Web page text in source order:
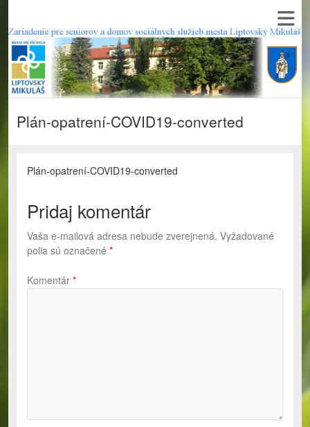
Plán-opatrení-COVID19-converted
Plán-opatrení-COVID19-converted
Pridaj komentár
Vaša e-mailová adresa nebude zverejnená. Vyžadované
polia sú označené *
Komentár *